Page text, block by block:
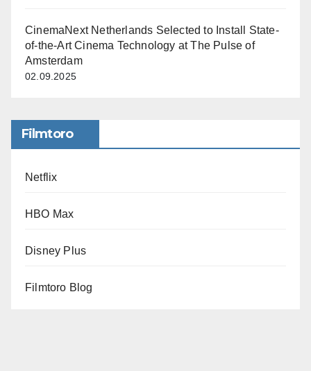
CinemaNext Netherlands Selected to Install State-
of-the-Art Cinema Technology at The Pulse of
Amsterdam
02.09.2025
Filmtoro
Netflix
HBO Max
Disney Plus
Filmtoro Blog